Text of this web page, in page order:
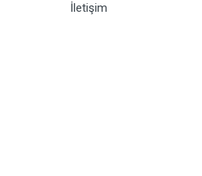
İletişim